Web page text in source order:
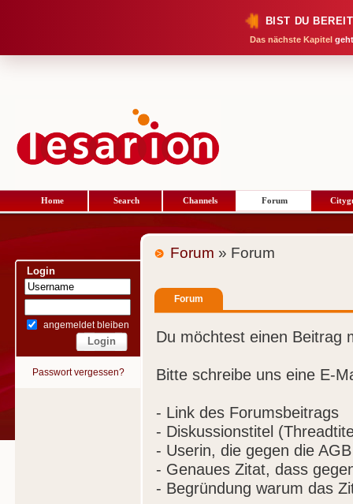
BIST DU
Das nächste Kapitel
Home Search Channels Forum
Login
angemeldet bleiben
Passwort vergessen?
Forum » Forum
Forum
Du möchtest einen Beitrag
Bitte schreibe uns eine E-
- Link des Forumsbeitrags
- Diskussionstitel
- Userin, die gegen die
- Genaues Zitat, dass
- Begründung warum das